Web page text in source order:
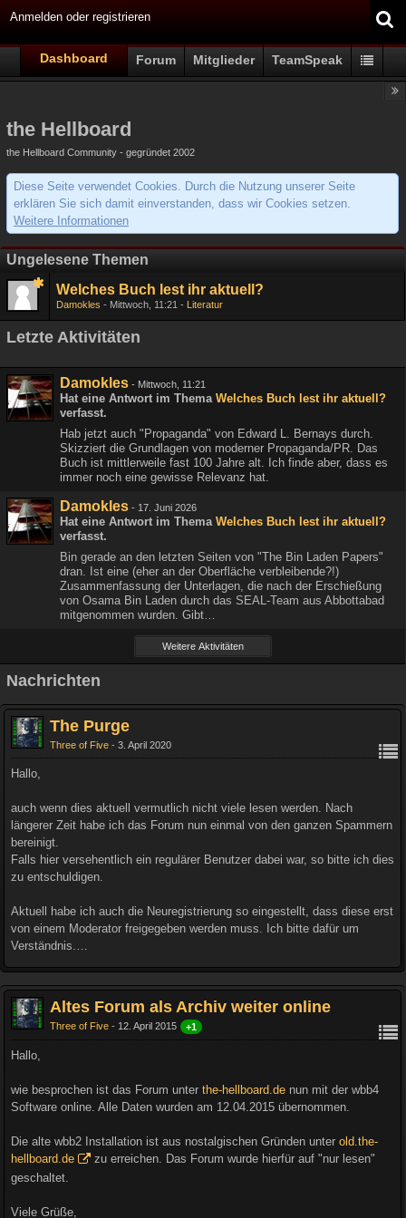
Anmelden oder registrieren
Dashboard Forum Mitglieder TeamSpeak
the Hellboard
the Hellboard Community - gegründet 2002
Diese Seite verwendet Cookies. Durch die Nutzung unserer Seite
erklären Sie sich damit einverstanden, dass wir Cookies setzen.
Weitere Informationen
Ungelesene Themen
Welches Buch lest ihr aktuell?
Damokles Mittwoch, 11:21 Literatur
Letzte Aktivitäten
Damokles - Mittwoch, 11:21
Hat eine Antwort im Thema Welches Buch lest ihr aktuell?
verfasst.
Hab jetzt auch "Propaganda" von Edward L. Bernays durch.
Skizziert die Grundlagen von moderner Propaganda/PR. Das
Buch ist mittlerweile fast 100 Jahre alt. Ich finde aber, dass es
immer noch eine gewisse Relevanz hat.
Damokles - 17. Juni 2026
Hat eine Antwort im Thema Welches Buch lest ihr aktuell?
verfasst.
Bin gerade an den letzten Seiten von "The Bin Laden Papers"
dran. Ist eine (eher an der Oberfläche verbleibende?!)
Zusammenfassung der Unterlagen, die nach der Erschießung
von Osama Bin Laden durch das SEAL-Team aus Abbottabad
mitgenommen wurden. Gibt…
Weitere Aktivitäten
Nachrichten
The Purge
Three of Five 3. April 2020
Hallo,
auch wenn dies aktuell vermutlich nicht viele lesen werden. Nach
längerer Zeit habe ich das Forum nun einmal von den ganzen Spammern
bereinigt.
Falls hier versehentlich ein regulärer Benutzer dabei war, so bitte ich dies
zu entschuldigen.
Aktuell habe ich auch die Neuregistrierung so eingestellt, dass diese erst
von einem Moderator freigegeben werden muss. Ich bitte dafür um
Verständnis.…
Altes Forum als Archiv weiter online
Three of Five 12. April 2015 +1
Hallo,
wie besprochen ist das Forum unter the-hellboard.de nun mit der wbb4
Software online. Alle Daten wurden am 12.04.2015 übernommen.
Die alte wbb2 Installation ist aus nostalgischen Gründen unter old.the-
hellboard.de
zu erreichen. Das Forum wurde hierfür auf "nur lesen"
geschaltet.
Viele Grüße,